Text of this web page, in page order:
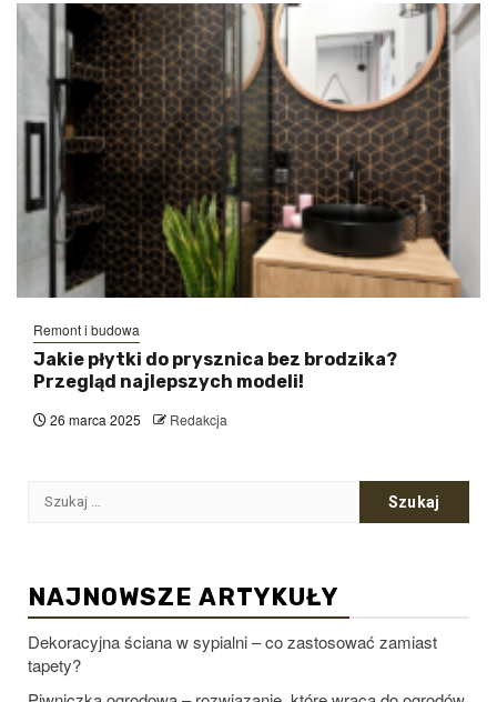
Remont i budowa
Jakie płytki do prysznica bez brodzika?
Przegląd najlepszych modeli!
26 marca 2025 Redakcja
Szukaj:
NAJNOWSZE ARTYKUŁY
Dekoracyjna ściana w sypialni – co zastosować zamiast
tapety?